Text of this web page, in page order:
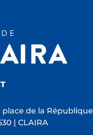
place de la République
| CLAIRA